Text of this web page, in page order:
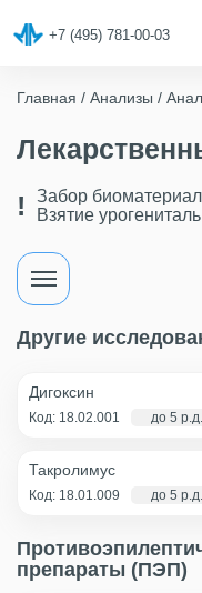
+7 (495) 781-00-03
Главная Анализы
Забор
Взятие
Другие
Дигоксин
Код: 18.02.001 до 5 р.д.
Такролимус
Код: 18.01.009 до 5 р.д.
препараты (ПЭП)